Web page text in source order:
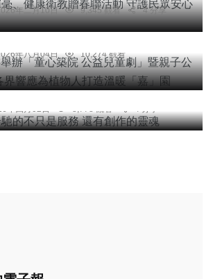
年二月10日 9,345 觀看 4 分享
雲林各界響應為植物人打造溫暖
年八月04日
10,274 觀看
聞 旅遊 文教
馳的不只是服務 還有創作的靈魂
年四月02日 8,778 觀看 4 分享